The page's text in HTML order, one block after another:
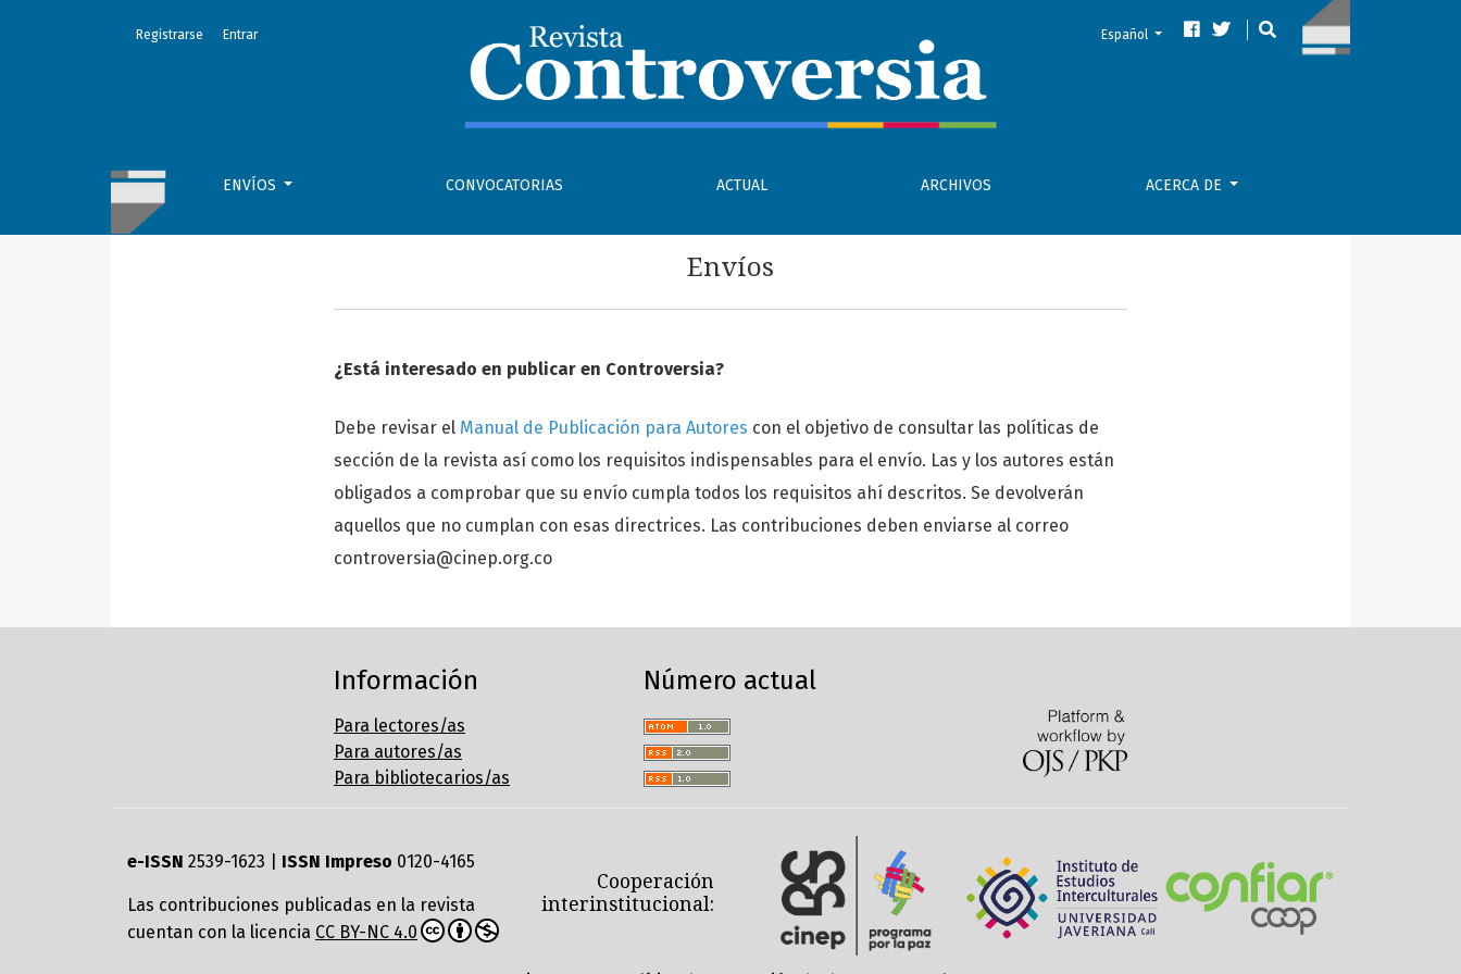
Envíos
ENVÍOS CONVOCATORIAS ACTUAL ARCHIVOS ACERCA DE
Registrarse Entrar Cambiar el Idioma. El idioma actual es:
Español
Envíos
¿Está interesado en publicar en Controversia?
Debe revisar el Manual de Publicación para Autores con el objetivo de consultar las políticas de
sección de la revista así como los requisitos indispensables para el envío. Las y los autores están
obligados a comprobar que su envío cumpla todos los requisitos ahí descritos. Se devolverán
aquellos que no cumplan con esas directrices. Las contribuciones deben enviarse al correo
controversia@cinep.org.co
Información
Para lectores/as
Para autores/as
Para bibliotecarios/as
Número actual
e-ISSN 2539-1623 | ISSN Impreso 0120-4165
Las contribuciones publicadas en la revista
cuentan con la licencia CC BY-NC 4.0
Cooperación
interinstitucional: